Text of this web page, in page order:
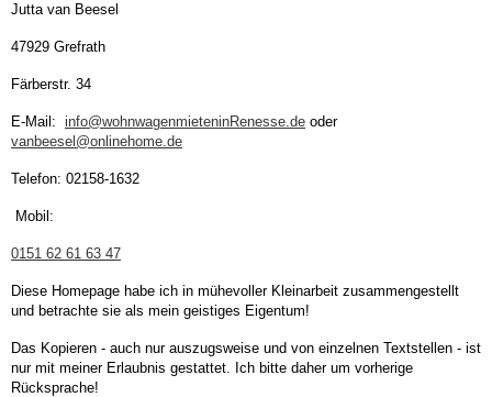
Impressum/Kontaktdaten
Schulferien-Kalender
Sitemap
Fahrräder
Jutta van Beesel
47929 Grefrath
Färberstr. 34
E-Mail: info@wohnwagenmieteninRenesse.de oder
vanbeesel@onlinehome.de
Telefon: 02158-1632
Mobil:
0151 62 61 63 47
Diese Homepage habe ich in mühevoller Kleinarbeit zusammengestellt
und betrachte sie als mein geistiges Eigentum!
Das Kopieren - auch nur auszugsweise und von einzelnen Textstellen - ist
nur mit meiner Erlaubnis gestattet. Ich bitte daher um vorherige
Rücksprache!